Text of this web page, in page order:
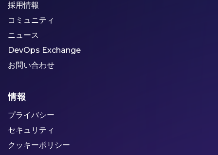
採用情報
コミュニティ
ニュース
DevOps Exchange
お問い合わせ
情報
プライバシー
セキュリティ
クッキーポリシー